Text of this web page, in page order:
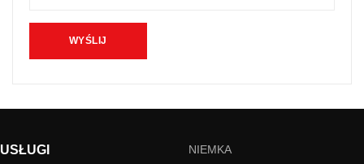
USŁUGI
NIEMKA